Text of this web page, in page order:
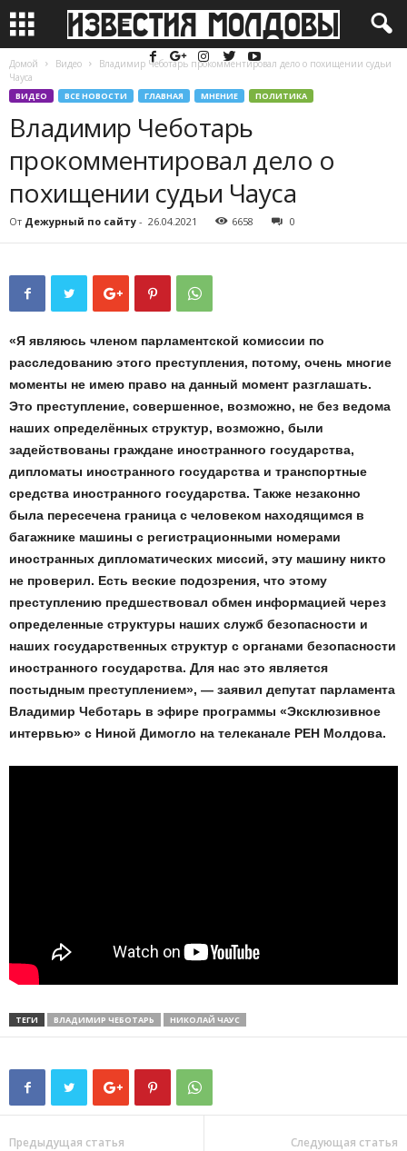
Домой Видео
Владимир Чеботарь прокомментировал дело о похищении судьи
Чауса
ВИДЕО ВСЕ НОВОСТИ ГЛАВНАЯ МНЕНИЕ ПОЛИТИКА
Владимир Чеботарь
прокомментировал дело о
похищении судьи Чауса
От Дежурный по сайту - 26.04.2021 6658 0
«Я являюсь членом парламентской комиссии по
расследованию этого преступления, потому, очень многие
моменты не имею право на данный момент разглашать.
Это преступление, совершенное, возможно, не без ведома
наших определённых структур, возможно, были
задействованы граждане иностранного государства,
дипломаты иностранного государства и транспортные
средства иностранного государства. Также незаконно
была пересечена граница с человеком находящимся в
багажнике машины с регистрационными номерами
иностранных дипломатических миссий, эту машину никто
не проверил. Есть веские подозрения, что этому
преступлению предшествовал обмен информацией через
определенные структуры наших служб безопасности и
наших государственных структур с органами безопасности
иностранного государства. Для нас это является
постыдным преступлением», — заявил депутат парламента
Владимир Чеботарь в эфире программы «Эксклюзивное
интервью» с Ниной Димогло на телеканале РЕН Молдова.
ТЕГИ ВЛАДИМИР ЧЕБОТАРЬ НИКОЛАЙ ЧАУС
Предыдущая статья Следующая статья